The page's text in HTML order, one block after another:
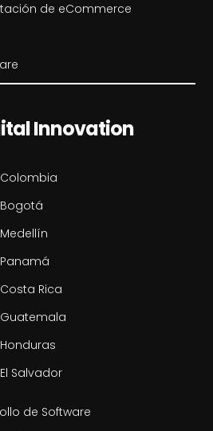
de eCommerce
Innovation
Rica
Salvador
de Software